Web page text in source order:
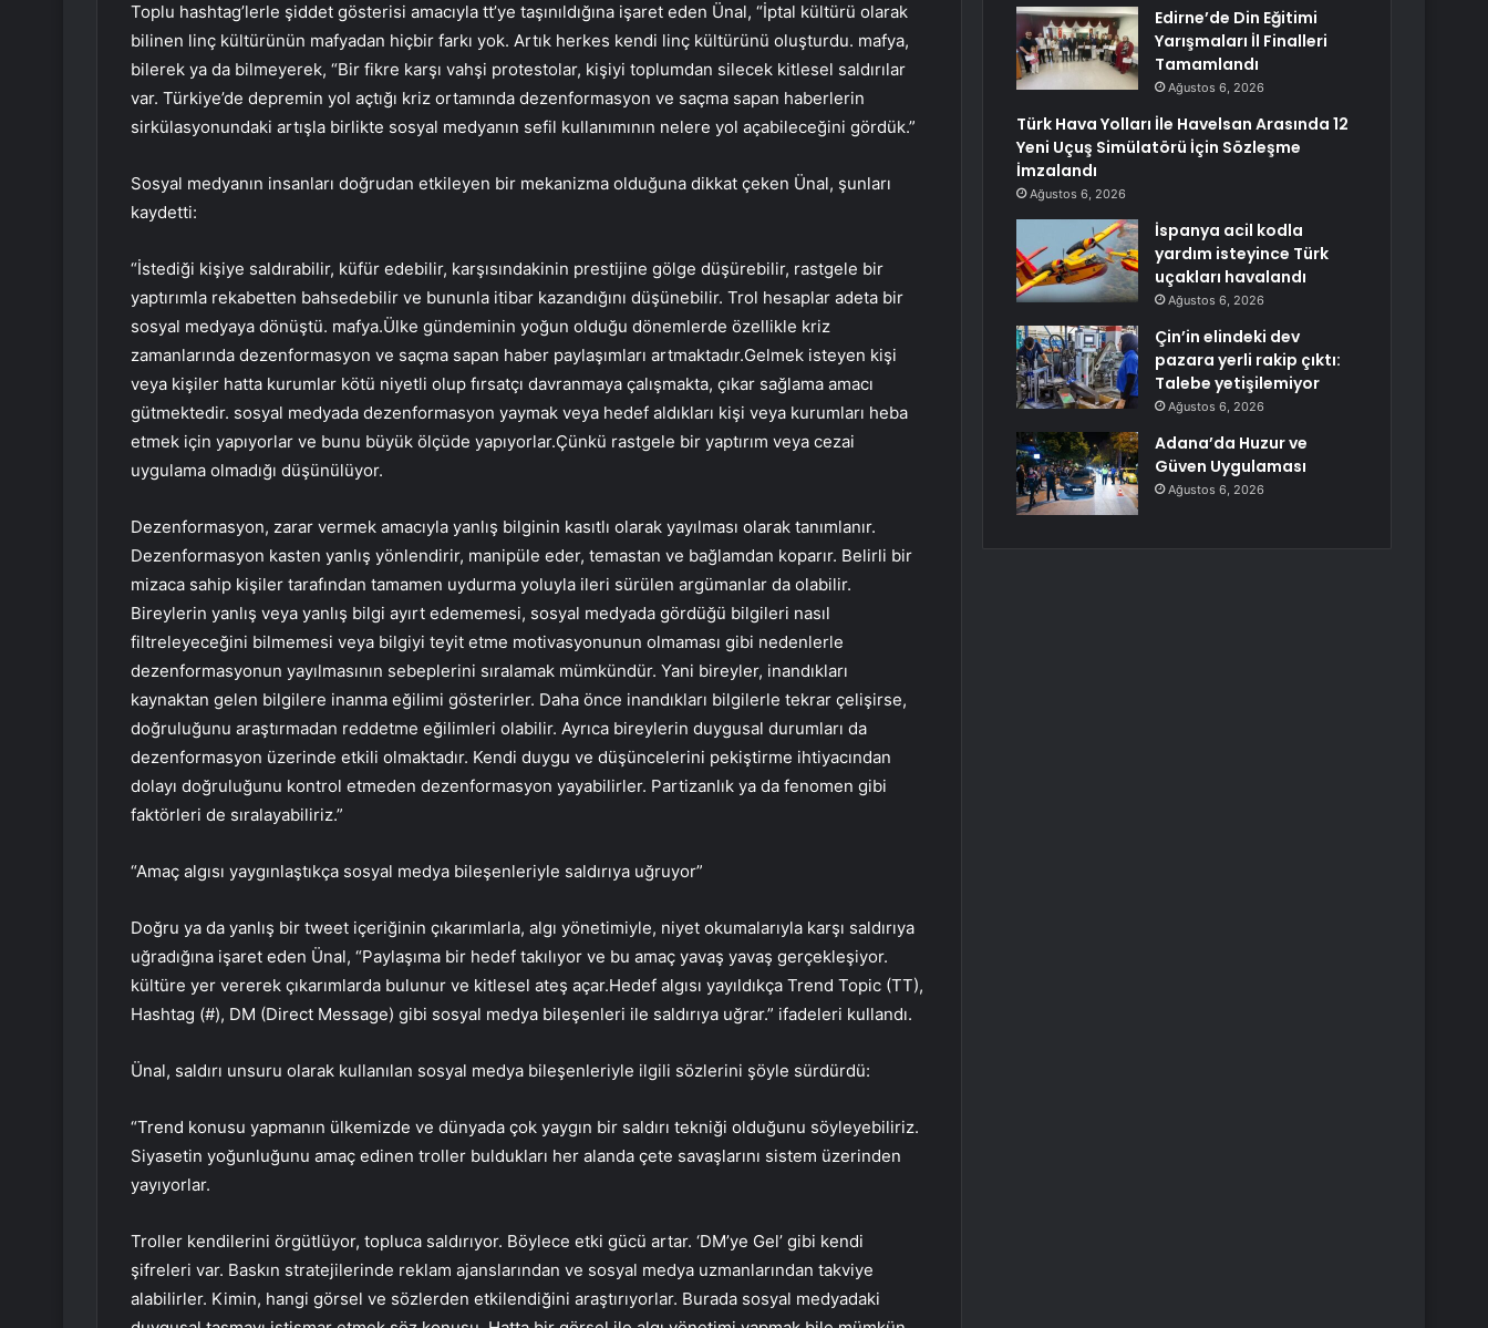
Toplu hashtag’lerle şiddet gösterisi amacıyla tt’ye taşınıldığına işaret eden Ünal, “İptal kültürü olarak
bilinen linç kültürünün mafyadan hiçbir farkı yok. Artık herkes kendi linç kültürünü oluşturdu. mafya,
bilerek ya da bilmeyerek, “Bir fikre karşı vahşi protestolar, kişiyi toplumdan silecek kitlesel saldırılar
var. Türkiye’de depremin yol açtığı kriz ortamında dezenformasyon ve saçma sapan haberlerin
sirkülasyonundaki artışla birlikte sosyal medyanın sefil kullanımının nelere yol açabileceğini gördük.”
Sosyal medyanın insanları doğrudan etkileyen bir mekanizma olduğuna dikkat çeken Ünal, şunları
kaydetti:
“İstediği kişiye saldırabilir, küfür edebilir, karşısındakinin prestijine gölge düşürebilir, rastgele bir
yaptırımla rekabetten bahsedebilir ve bununla itibar kazandığını düşünebilir. Trol hesaplar adeta bir
sosyal medyaya dönüştü. mafya.Ülke gündeminin yoğun olduğu dönemlerde özellikle kriz
zamanlarında dezenformasyon ve saçma sapan haber paylaşımları artmaktadır.Gelmek isteyen kişi
veya kişiler hatta kurumlar kötü niyetli olup fırsatçı davranmaya çalışmakta, çıkar sağlama amacı
gütmektedir. sosyal medyada dezenformasyon yaymak veya hedef aldıkları kişi veya kurumları heba
etmek için yapıyorlar ve bunu büyük ölçüde yapıyorlar.Çünkü rastgele bir yaptırım veya cezai
uygulama olmadığı düşünülüyor.
Dezenformasyon, zarar vermek amacıyla yanlış bilginin kasıtlı olarak yayılması olarak tanımlanır.
Dezenformasyon kasten yanlış yönlendirir, manipüle eder, temastan ve bağlamdan koparır. Belirli bir
mizaca sahip kişiler tarafından tamamen uydurma yoluyla ileri sürülen argümanlar da olabilir.
Bireylerin yanlış veya yanlış bilgi ayırt edememesi, sosyal medyada gördüğü bilgileri nasıl
filtreleyeceğini bilmemesi veya bilgiyi teyit etme motivasyonunun olmaması gibi nedenlerle
dezenformasyonun yayılmasının sebeplerini sıralamak mümkündür. Yani bireyler, inandıkları
kaynaktan gelen bilgilere inanma eğilimi gösterirler. Daha önce inandıkları bilgilerle tekrar çelişirse,
doğruluğunu araştırmadan reddetme eğilimleri olabilir. Ayrıca bireylerin duygusal durumları da
dezenformasyon üzerinde etkili olmaktadır. Kendi duygu ve düşüncelerini pekiştirme ihtiyacından
dolayı doğruluğunu kontrol etmeden dezenformasyon yayabilirler. Partizanlık ya da fenomen gibi
faktörleri de sıralayabiliriz.”
“Amaç algısı yaygınlaştıkça sosyal medya bileşenleriyle saldırıya uğruyor”
Doğru ya da yanlış bir tweet içeriğinin çıkarımlarla, algı yönetimiyle, niyet okumalarıyla karşı saldırıya
uğradığına işaret eden Ünal, “Paylaşıma bir hedef takılıyor ve bu amaç yavaş yavaş gerçekleşiyor.
kültüre yer vererek çıkarımlarda bulunur ve kitlesel ateş açar.Hedef algısı yayıldıkça Trend Topic (TT),
Hashtag (#), DM (Direct Message) gibi sosyal medya bileşenleri ile saldırıya uğrar.” ifadeleri kullandı.
Ünal, saldırı unsuru olarak kullanılan sosyal medya bileşenleriyle ilgili sözlerini şöyle sürdürdü:
“Trend konusu yapmanın ülkemizde ve dünyada çok yaygın bir saldırı tekniği olduğunu söyleyebiliriz.
Siyasetin yoğunluğunu amaç edinen troller buldukları her alanda çete savaşlarını sistem üzerinden
yayıyorlar.
Troller kendilerini örgütlüyor, topluca saldırıyor. Böylece etki gücü artar. ‘DM’ye Gel’ gibi kendi
şifreleri var. Baskın stratejilerinde reklam ajanslarından ve sosyal medya uzmanlarından takviye
alabilirler. Kimin, hangi görsel ve sözlerden etkilendiğini araştırıyorlar. Burada sosyal medyadaki
Edirne’de Din Eğitimi
Yarışmaları İl Finalleri
Tamamlandı
Ağustos 6, 2026
Türk Hava Yolları İle Havelsan Arasında 12
Yeni Uçuş Simülatörü İçin Sözleşme
İmzalandı
Ağustos 6, 2026
İspanya acil kodla
yardım isteyince Türk
uçakları havalandı
Ağustos 6, 2026
Çin’in elindeki dev
pazara yerli rakip çıktı:
Talebe yetişilemiyor
Ağustos 6, 2026
Adana’da Huzur ve
Güven Uygulaması
Ağustos 6, 2026